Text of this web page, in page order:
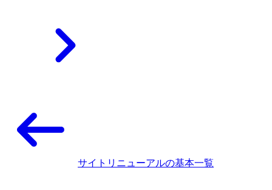
サイトリニューアルの基本一覧